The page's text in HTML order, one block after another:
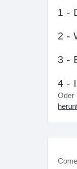
1 -
2 -
3 -
4 -
Oder